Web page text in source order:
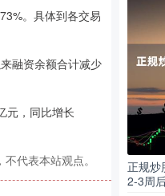
。具体到各交易
融资余额合计减少
元，同比增长
代表本站观点。
正规炒
2-3周